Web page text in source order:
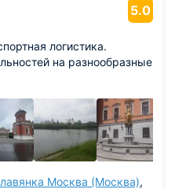
5.0
логистика.
на разнообразные
Москва (Москва),